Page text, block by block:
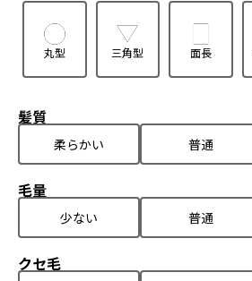
丸型 三角型 面長
髪質
柔らかい 普通
毛量
少ない 普通
クセ毛